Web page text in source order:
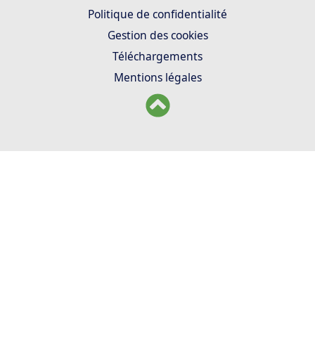
Politique de confidentialité
Gestion des cookies
Téléchargements
Mentions légales